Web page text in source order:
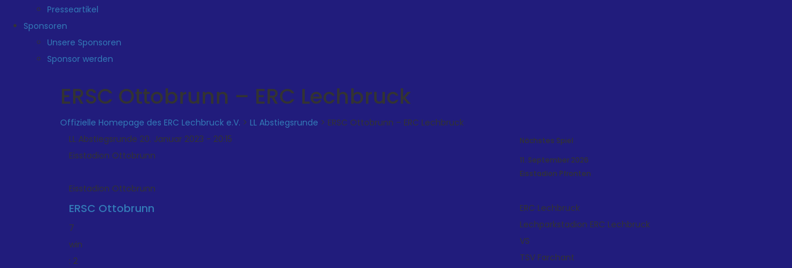
Presseartikel
Sponsoren
Unsere Sponsoren
Sponsor werden
ERSC Ottobrunn – ERC Lechbruck
Offizielle Homepage des ERC Lechbruck e.V. > LL Abstiegsrunde > ERSC Ottobrunn – ERC Lechbruck
LL Abstiegsrunde 20. Januar 2023 - 20:15
Eisstadion Ottobrunn
Eisstadion Ottobrunn
ERSC Ottobrunn
7
win
: 2
Nächstes Spiel
11. September 2026
Eisstadion Pfronten
ERC Lechbruck
Lechparkstadion ERC Lechbruck
VS
TSV Farchant